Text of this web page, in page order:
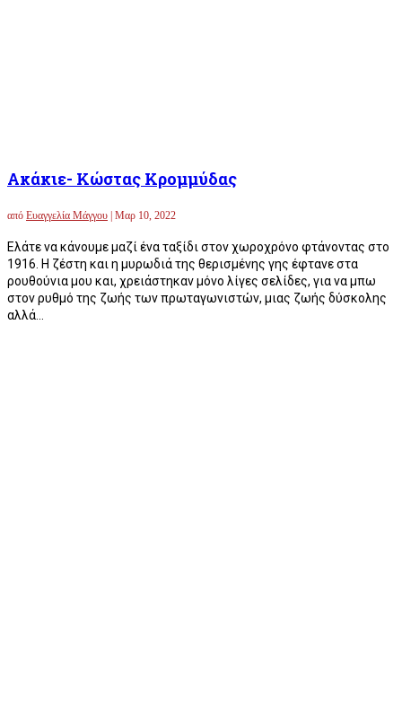
Ακάκιε- Κώστας Κρομμύδας
από Ευαγγελία Μάγγου | Μαρ 10, 2022
Ελάτε να κάνουμε μαζί ένα ταξίδι στον χωροχρόνο φτάνοντας στο
1916. Η ζέστη και η μυρωδιά της θερισμένης γης έφτανε στα
ρουθούνια μου και, χρειάστηκαν μόνο λίγες σελίδες, για να μπω
στον ρυθμό της ζωής των πρωταγωνιστών, μιας ζωής δύσκολης
αλλά...